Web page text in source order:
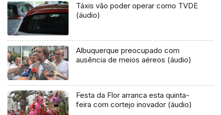
Táxis vão poder operar como TVDE
(áudio)
Albuquerque preocupado com
ausência de meios aéreos (áudio)
Festa da Flor arranca esta quinta-
feira com cortejo inovador (áudio)